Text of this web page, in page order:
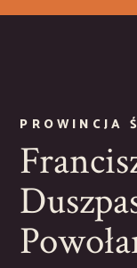
PROWINCJA